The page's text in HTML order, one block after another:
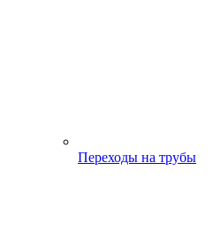
Переходы на трубы